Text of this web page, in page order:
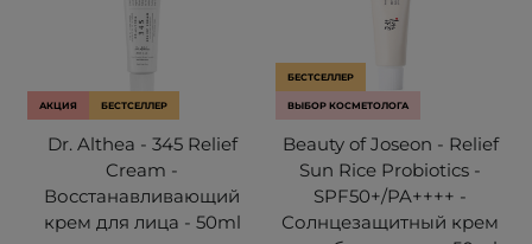
АКЦИЯ БЕСТСЕЛЛЕР
Dr. Althea - 345 Relief
Cream -
Восстанавливающий
крем для лица - 50ml
БЕСТСЕЛЛЕР
ВЫБОР КОСМЕТОЛОГА
Beauty of Joseon - Relief
Sun Rice Probiotics -
SPF50+/PA++++ -
Солнцезащитный крем